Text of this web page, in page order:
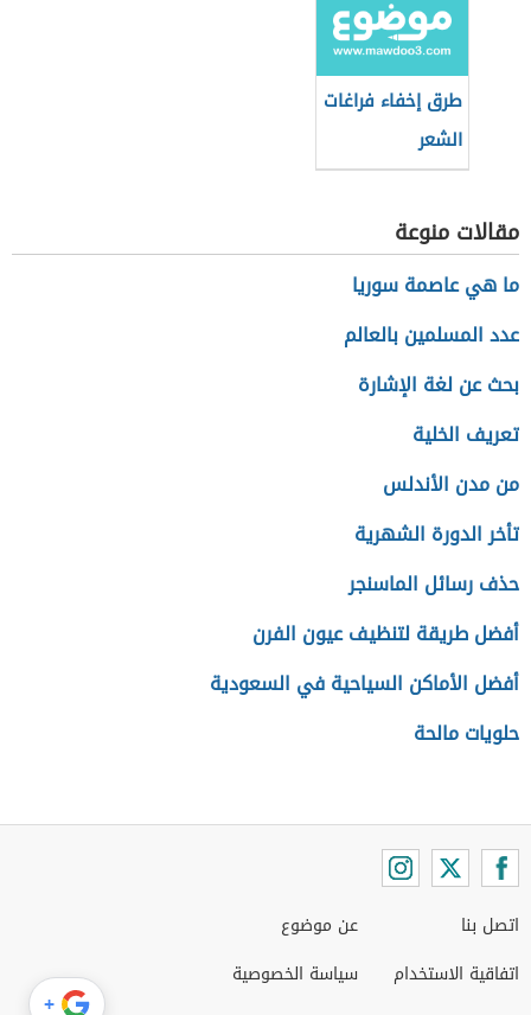
طرق إخفاء فراغات
الشعر
مقالات منوعة
ما هي عاصمة سوريا
عدد المسلمين بالعالم
بحث عن لغة الإشارة
تعريف الخلية
من مدن الأندلس
تأخر الدورة الشهرية
حذف رسائل الماسنجر
أفضل طريقة لتنظيف عيون الفرن
أفضل الأماكن السياحية في السعودية
حلويات مالحة
اتصل بنا
اتفاقية الاستخدام
عن موضوع
سياسة الخصوصية
+